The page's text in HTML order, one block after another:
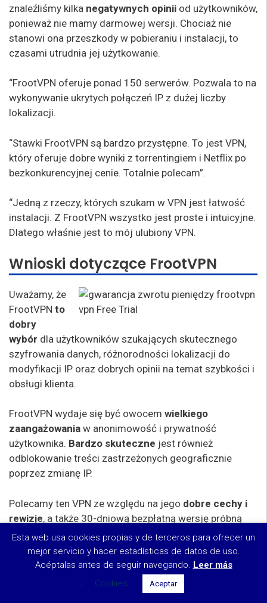
znaleźliśmy kilka negatywnych opinii od użytkowników,
ponieważ nie mamy darmowej wersji. Chociaż nie
stanowi ona przeszkody w pobieraniu i instalacji, to
czasami utrudnia jej użytkowanie.
“FrootVPN oferuje ponad 150 serwerów. Pozwala to na
wykonywanie ukrytych połączeń IP z dużej liczby
lokalizacji.
“Stawki FrootVPN są bardzo przystępne. To jest VPN,
który oferuje dobre wyniki z torrentingiem i Netflix po
bezkonkurencyjnej cenie. Totalnie polecam”.
“Jedną z rzeczy, których szukam w VPN jest łatwość
instalacji. Z FrootVPN wszystko jest proste i intuicyjne.
Dlatego właśnie jest to mój ulubiony VPN.
Wnioski dotyczące FrootVPN
Uważamy, że
FrootVPN to
dobry
wybór dla użytkowników szukających skutecznego
szyfrowania danych, różnorodności lokalizacji do
modyfikacji IP oraz dobrych opinii na temat szybkości i
obsługi klienta.
FrootVPN wydaje się być owocem wielkiego
zaangażowania w anonimowość i prywatność
użytkownika. Bardzo skuteczne jest również
odblokowanie treści zastrzeżonych geograficznie
poprzez zmianę IP.
Polecamy ten VPN ze względu na jego dobre cechy i
rewizje, a także 30-dniową bezpłatną wersję próbną
dla gwarancji zwrotu pieniędzy. Jednakże, nie będzie to
właściwy wybór dla użytkowników, którzy potrzebują
VPN wysokiej jakości.
Alternatywy dla FrootVPN
Oszczędzaj 40%!
$2.99
w ciągu miesiąca
Zobacz ofertę
Esta web usa cookies propias y de terceros para ofrecer un
mejor servicio y hacer estadísticas de datos de uso.
Acéptalas antes de seguir navegando. Leer más
.
Cookies Aceptar